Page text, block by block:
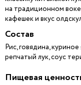
на традиционном
кафешек и вкус
Состав
Рис, говядина,
репчатый лук, соус
Пищевая